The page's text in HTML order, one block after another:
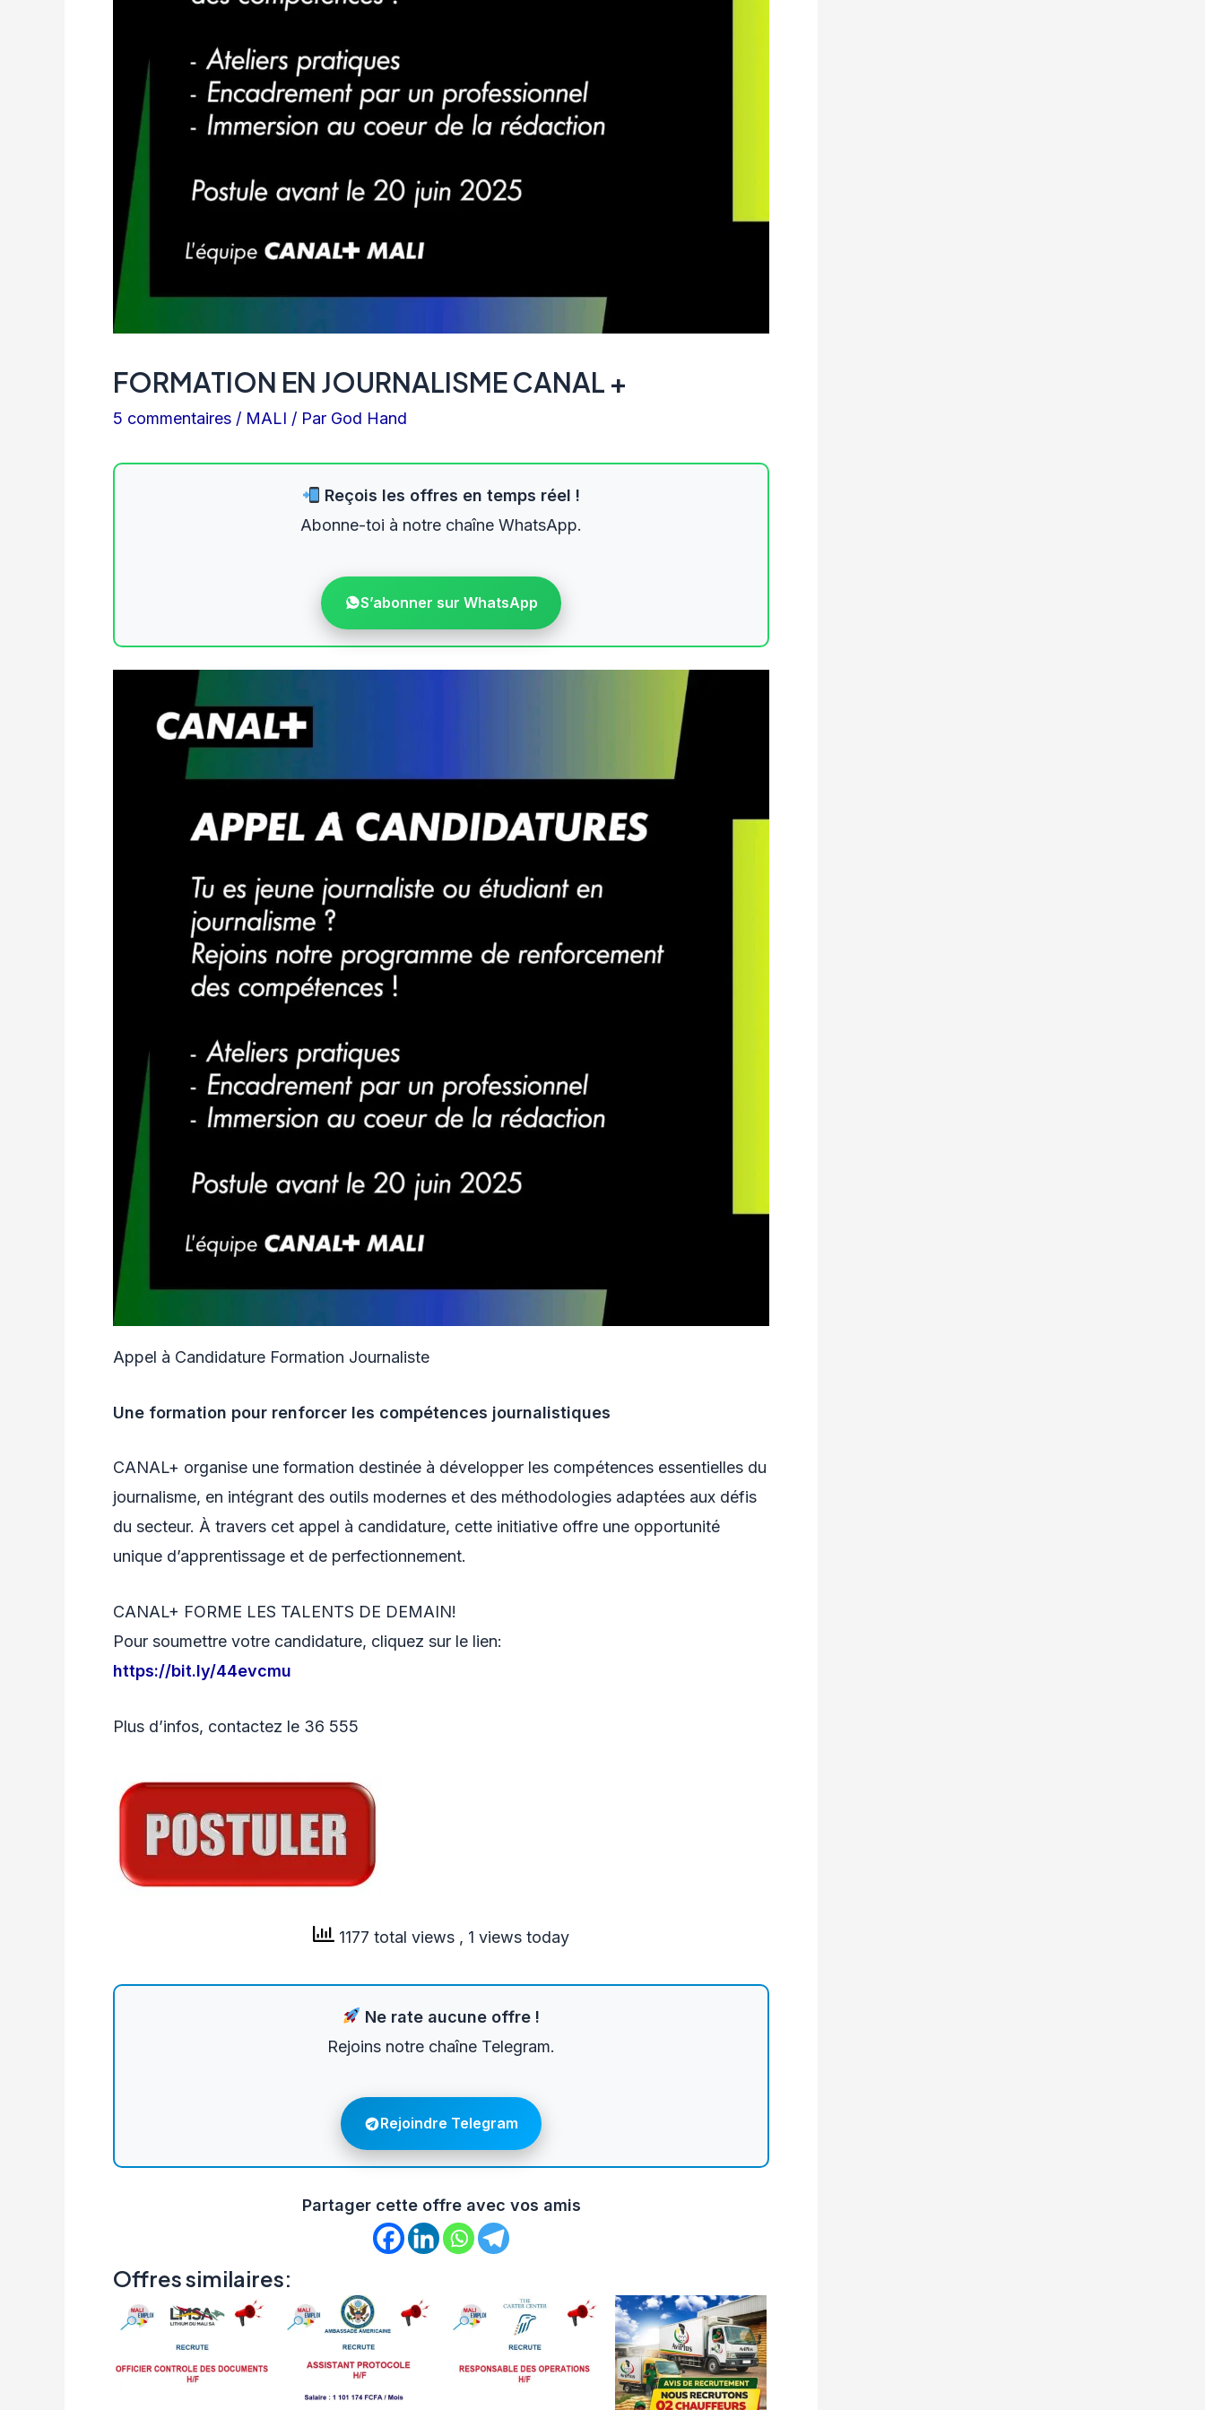
FORMATION EN JOURNALISME CANAL +
5 commentaires / MALI / Par God Hand
Reçois les offres en temps réel !
Abonne-toi à notre chaîne WhatsApp.
S’abonner sur WhatsApp
Appel à Candidature Formation Journaliste
Une formation pour renforcer les compétences journalistiques
CANAL+ organise une formation destinée à développer les compétences essentielles du
journalisme, en intégrant des outils modernes et des méthodologies adaptées aux défis
du secteur. À travers cet appel à candidature, cette initiative offre une opportunité
unique d’apprentissage et de perfectionnement.
CANAL+ FORME LES TALENTS DE DEMAIN!
Pour soumettre votre candidature, cliquez sur le lien:
https://bit.ly/44evcmu
Plus d’infos, contactez le 36 555
1177 total views , 1 views today
Ne rate aucune offre !
Rejoins notre chaîne Telegram.
Rejoindre Telegram
Partager cette offre avec vos amis
Offres similaires: